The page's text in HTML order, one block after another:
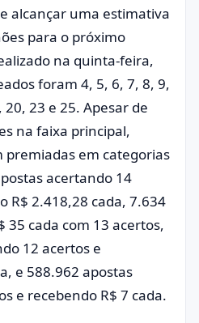
alcançar uma estimativa
para o próximo
na quinta-feira,
foram 4, 5, 6, 7, 8, 9,
23 e 25. Apesar de
na faixa principal,
premiadas em categorias
acertando 14
R$ 2.418,28 cada, 7.634
35 cada com 13 acertos,
12 acertos e
e 588.962 apostas
e recebendo R$ 7 cada.